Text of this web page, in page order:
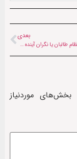
بعدی
القاعده، حافظ نظام طالبان یا نگران آینده خود؟
بخش‌های موردنیاز